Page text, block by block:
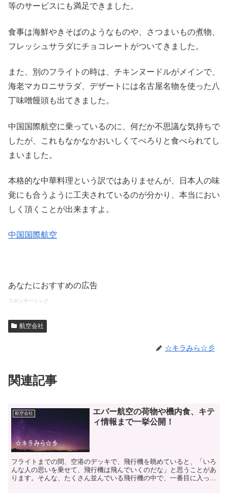
等のサービスにも満足できました。
食事は海鮮やきそばのようなものや、さつまいもの煮物、
フレッシュサラダにチョコレートがついてきました。
また、別のフライトの時は、チキンヌードルがメインで、
海老マカロニサラダ、デザートには名古屋名物を使った八
丁味噌饅頭も出てきました。
中国国際航空に乗っているのに、何だか不思議な気持ちで
したが、これもなかなかおいしくてぺろりと食べられてし
まいました。
本格的な中華料理という訳ではありませんが、日本人の味
覚にも合うように工夫されているのが分かり、本当におい
しく頂くことが出来ますよ。
中国国際航空
あなたにおすすめの広告
スポンサーリンク
航空会社
☆キラみら☆彡
関連記事
航空会社
エバー航空の荷物や機内食、キテ
ィ情報まで一挙公開！
フライトまでの間、空港のデッキで、飛行機を眺めていると、「いろ
んな人の思いを乗せて、飛行機は飛んでいくのだな」と思うことがあ
ります。そんな、たくさん並んでいる飛行機の中で、一番目に入って